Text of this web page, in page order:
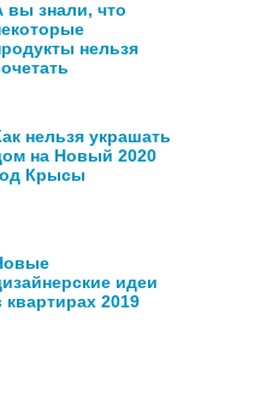
вы знали, что
нельзя
нельзя украшать
на Новый 2020
Крысы
идеи
квартирах 2019